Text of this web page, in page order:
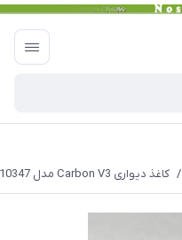
/ کاغذ دیواری Carbon V3 مدل 10347